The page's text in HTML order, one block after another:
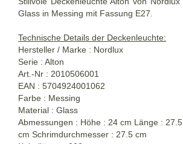
Glass in Messing mit Fassung E27.
Technische Details der Deckenleuchte:
Hersteller / Marke : Nordlux
Serie : Alton
Art.-Nr : 2010506001
EAN : 5704924001062
Farbe : Messing
Material : Glass
Abmessungen : Höhe : 24 cm Länge :
cm Schrimdurchmesser : 27.5 cm